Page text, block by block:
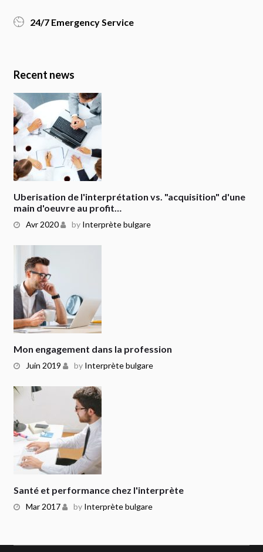
24/7 Emergency Service
Recent news
Avr 2020 by Interprète bulgare
Uberisation de l'interprétation vs. "acquisition" d'une
main d'oeuvre au profit…
Juin 2019 by Interprète bulgare
Mon engagement dans la profession
Mar 2017 by Interprète bulgare
Santé et performance chez l'interprète